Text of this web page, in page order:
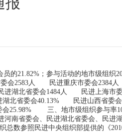
的21.82%；参与活动的地市级组织
委会2583人 民进重庆市委会
湖北省委会1484人 民进上海市委
北省委会40.13% 民进山西省委会
25.98% 三、地市级组织参与率
南省委会、民进湖北省委会、民进
数参照民进中央组织部提供的《